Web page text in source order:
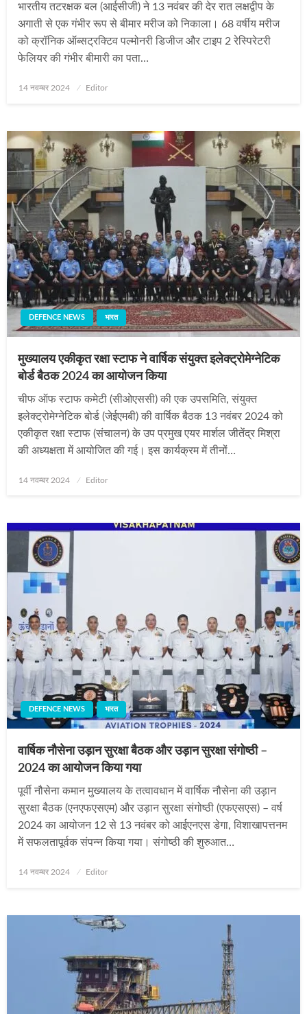
भारतीय तटरक्षक बल (आईसीजी) ने 13 नवंबर की देर रात लक्षद्वीप के
अगाती से एक गंभीर रूप से बीमार मरीज को निकाला। 68 वर्षीय मरीज
को क्रॉनिक ऑब्सट्रक्टिव पल्मोनरी डिजीज और टाइप 2 रेस्पिरेटरी
फेलियर की गंभीर बीमारी का पता…
Posted
14 नवम्बर 2024 Editor
DEFENCE NEWS भारत
मुख्यालय एकीकृत रक्षा स्टाफ ने वार्षिक संयुक्त इलेक्ट्रोमेग्नेटिक
बोर्ड बैठक 2024 का आयोजन किया
चीफ ऑफ स्टाफ कमेटी (सीओएससी) की एक उपसमिति, संयुक्त
इलेक्ट्रोमेग्नेटिक बोर्ड (जेईएमबी) की वार्षिक बैठक 13 नवंबर 2024 को
एकीकृत रक्षा स्टाफ (संचालन) के उप प्रमुख एयर मार्शल जीतेंद्र मिश्रा
की अध्यक्षता में आयोजित की गई। इस कार्यक्रम में तीनों…
Posted
14 नवम्बर 2024 Editor
DEFENCE NEWS भारत
वार्षिक नौसेना उड़ान सुरक्षा बैठक और उड़ान सुरक्षा संगोष्ठी –
2024 का आयोजन किया गया
पूर्वी नौसेना कमान मुख्यालय के तत्वावधान में वार्षिक नौसेना की उड़ान
सुरक्षा बैठक (एनएफएसएम) और उड़ान सुरक्षा संगोष्ठी (एफएसएस) – वर्ष
2024 का आयोजन 12 से 13 नवंबर को आईएनएस डेगा, विशाखापत्तनम
में सफलतापूर्वक संपन्‍न किया गया। संगोष्‍ठी की शुरुआत…
Posted
14 नवम्बर 2024 Editor